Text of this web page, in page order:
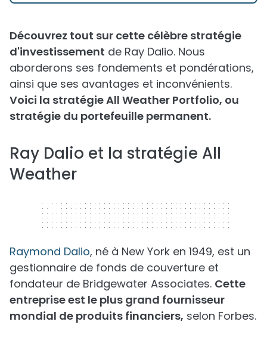
Découvrez tout sur cette célèbre stratégie
d'investissement de Ray Dalio. Nous
aborderons ses fondements et pondérations,
ainsi que ses avantages et inconvénients.
Voici la stratégie All Weather Portfolio, ou
stratégie du portefeuille permanent.
Ray Dalio et la stratégie All
Weather
320 x 50
Raymond Dalio, né à New York en 1949, est un
gestionnaire de fonds de couverture et
fondateur de Bridgewater Associates. Cette
entreprise est le plus grand fournisseur
mondial de produits financiers, selon Forbes.